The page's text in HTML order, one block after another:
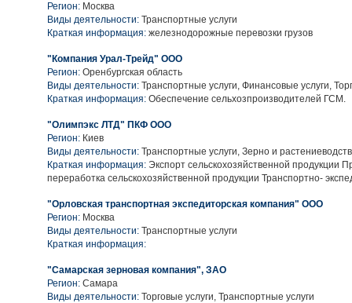
Регион: Москва
Виды деятельности: Транспортные услуги
Краткая информация: железнодорожные перевозки грузов
"Компания Урал-Трейд" ООО
Регион: Оренбургская область
Виды деятельности: Транспортные услуги, Финансовые услуги,
Краткая информация: Обеспечение сельхозпроизводителей ГСМ.
"Олимпэкс ЛТД" ПКФ ООО
Регион: Киев
Виды деятельности: Транспортные услуги, Зерно и
Краткая информация: Экспорт сельскохозяйственной продукции
переработка сельскохозяйственной продукции Транспортно-
"Орловская транспортная экспедиторская компания" ООО
Регион: Москва
Виды деятельности: Транспортные услуги
Краткая информация:
"Самарская зерновая компания", ЗАО
Регион: Самара
Виды деятельности: Торговые услуги, Транспортные услуги